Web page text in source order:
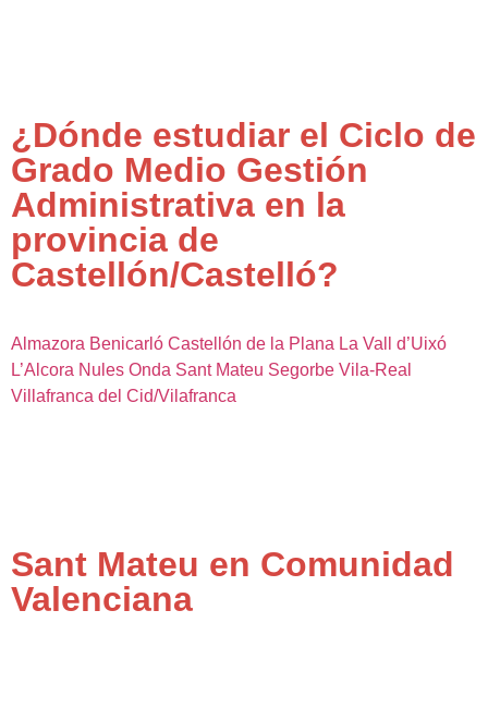
¿Dónde estudiar el Ciclo de
Grado Medio Gestión
Administrativa en la
provincia de
Castellón/Castelló?
Almazora Benicarló Castellón de la Plana La Vall d’Uixó
L’Alcora Nules Onda Sant Mateu Segorbe Vila-Real
Villafranca del Cid/Vilafranca
Sant Mateu en Comunidad
Valenciana